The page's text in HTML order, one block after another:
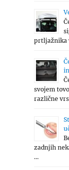
prtljažnika
svojem
različne
zadnjih
…